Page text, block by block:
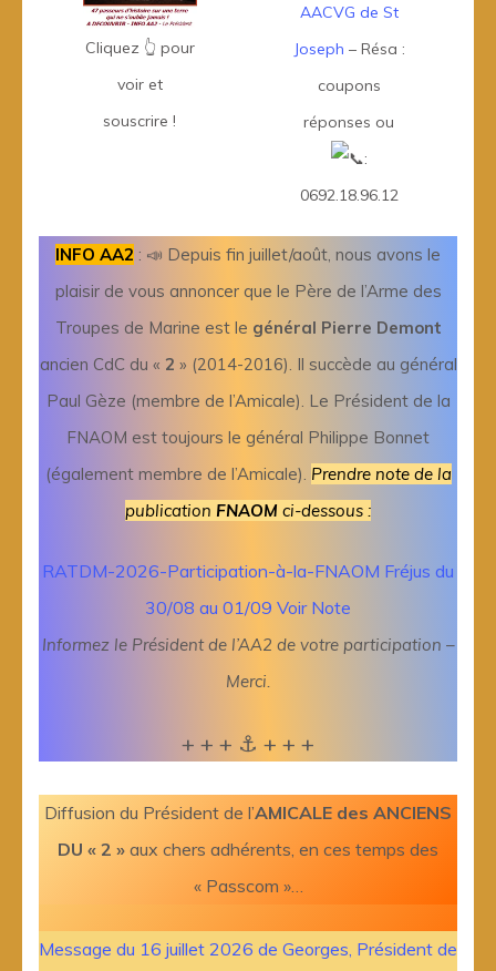
Cliquez 👆 pour
voir et
souscrire !
AACVG de St
Joseph – Résa :
coupons
réponses ou
:
0692.18.96.12
INFO AA2 : 📣 Depuis fin juillet/août, nous avons le
plaisir de vous annoncer que le Père de l’Arme des
Troupes de Marine est le général Pierre Demont
ancien CdC du « 2 » (2014-2016). Il succède au général
Paul Gèze (membre de l’Amicale). Le Président de la
FNAOM est toujours le général Philippe Bonnet
(également membre de l’Amicale). Prendre note de la
publication FNAOM ci-dessous :
RATDM-2026-Participation-à-la-FNAOM Fréjus du
30/08 au 01/09 Voir Note
Informez le Président de l’AA2 de votre participation –
Merci.
+ + + ⚓ + + +
Diffusion du Président de l’AMICALE des ANCIENS
DU « 2 » aux chers adhérents, en ces temps des
« Passcom »…
Message du 16 juillet 2026 de Georges, Président de